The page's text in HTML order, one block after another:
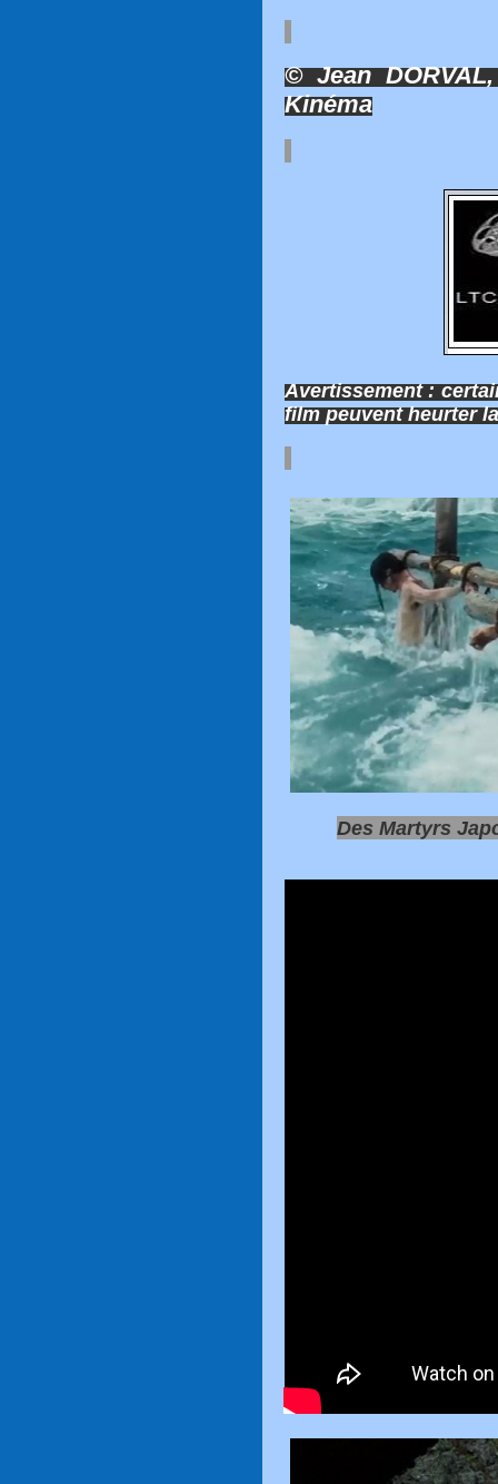
© Jean
Kinéma
Avertissement :
film peuvent heurter
Des Martyrs